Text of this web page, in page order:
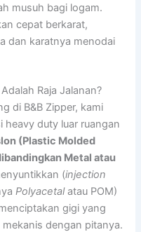
musuh bagi logam.
cepat berkarat,
dan karatnya menodai
Raja Jalanan?
di B&B Zipper, kami
heavy duty luar ruangan
(Plastic Molded
Metal atau
(injection
Polyacetalatau POM)
gigi yang
dengan pitanya.